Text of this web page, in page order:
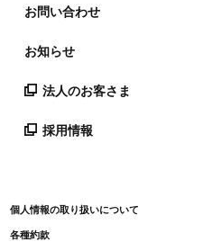
お問い合わせ
お知らせ
法人のお客さま
採用情報
個人情報の取り扱いについて
各種約款